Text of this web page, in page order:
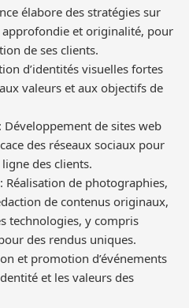
élabore des stratégies sur
et originalité, pour
de ses clients.
d’identités visuelles fortes
valeurs et aux objectifs de
de sites web
des réseaux sociaux pour
des clients.
de photographies,
de contenus originaux,
technologies, y compris
des rendus uniques.
et promotion d’événements
et les valeurs des